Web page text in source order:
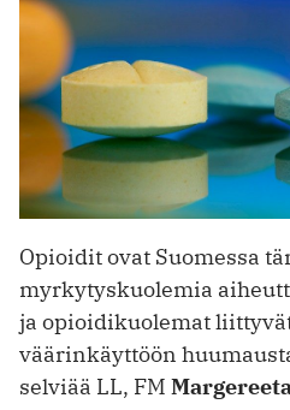
Opioidit ovat Suomessa
myrkytyskuolemia
ja opioidikuolemat
väärinkäyttöön
selviää LL, FM